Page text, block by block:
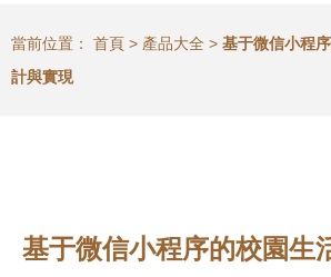
當前位置： 首頁 > 產品大全 > 基于微信小程
計與實現
基于微信小程序的校園生